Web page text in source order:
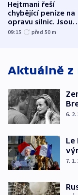
Hejtmani řeší
chybějící peníze na
opravu silnic. Jsou
nenárokové, namítá
09:15 před 50 m
Aktuálně
6. 2.
Le
7. 1.